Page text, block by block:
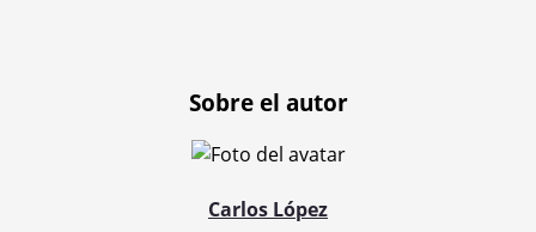
Sobre el autor
Carlos López